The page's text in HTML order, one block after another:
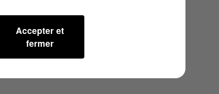
Accepter et
fermer